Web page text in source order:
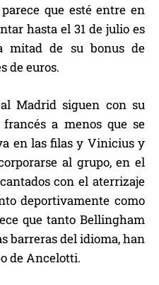
que esté entre en
hasta el 31 de julio es
mitad de su bonus de
de euros.
Madrid siguen con su
a menos que se
en las filas y Vinicius y
al grupo, en el
con el aterrizaje
deportivamente como
que tanto Bellingham
barreras del idioma, han
de Ancelotti.